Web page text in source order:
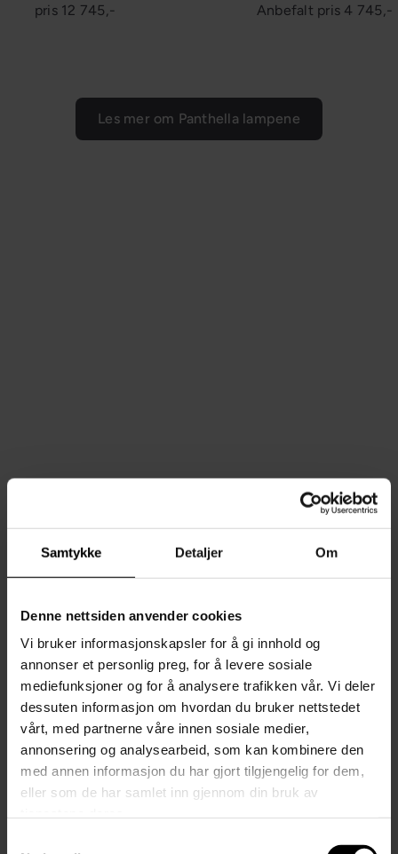
Samtykke Detaljer Om
Denne nettsiden anvender cookies
Vi bruker informasjonskapsler for å gi innhold og
annonser et personlig preg, for å levere sosiale
mediefunksjoner og for å analysere trafikken vår. Vi deler
dessuten informasjon om hvordan du bruker nettstedet
vårt, med partnerne våre innen sosiale medier,
annonsering og analysearbeid, som kan kombinere den
med annen informasjon du har gjort tilgjengelig for dem,
eller som de har samlet inn gjennom din bruk av
a
p
i
pris 12 745,-
Anbefalt pris 4 745,-
Les mer om Panthella lampene
AJ
Et annet dansk designikon er AJ-serien designet av
finner du gulvlamper, vegglamper og bordlamper i
mange flotte farger. Disse er utmerkede leselamper, da
de gir rettet lys og god lysspredning uten å blende. AJ-
serien springer ut fra Arne Jacobsens arbeid med SAS-
hotellet i København, der han stod for absolutt alt –
bygningen, dørhåndtakene, askebegre og lamper. Louis
Poulsen var samarbeidspartneren på lamper, og
resultatet ble altså AJ-lampen.